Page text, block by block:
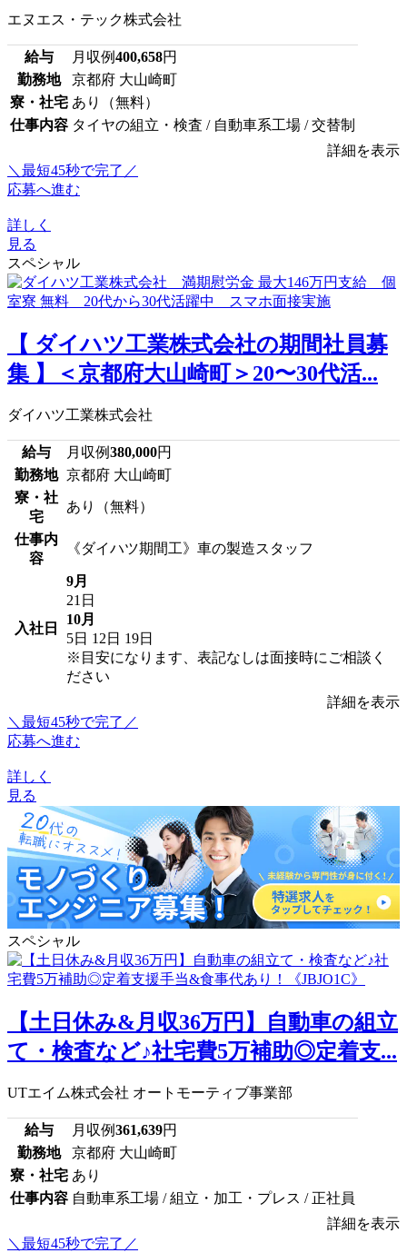
エヌエス・テック株式会社
給与 月収例400,658円
勤務地
京都府 大山崎町
寮・社宅 あり（無料）
仕事内容 タイヤの組立・検査 / 自動車系工場 / 交替制
詳細を表示
＼最短45秒で完了／
応募へ進む
詳しく
見る
スペシャル
【 ダイハツ工業株式会社の期間社員募
集 】＜京都府大山崎町＞20〜30代活...
ダイハツ工業株式会社
給与 月収例380,000円
勤務地 京都府 大山崎町
寮・社
宅
あり（無料）
仕事内
容
《ダイハツ期間工》車の製造スタッフ
入社日
9月
21日
10月
5日 12日 19日
※目安になります、表記なしは面接時にご相談く
ださい
詳細を表示
＼最短45秒で完了／
応募へ進む
詳しく
見る
スペシャル
【土日休み&月収36万円】自動車の組立
て・検査など♪社宅費5万補助◎定着支...
UTエイム株式会社 オートモーティブ事業部
給与 月収例361,639円
勤務地
京都府 大山崎町
寮・社宅 あり
仕事内容 自動車系工場 / 組立・加工・プレス / 正社員
詳細を表示
＼最短45秒で完了／